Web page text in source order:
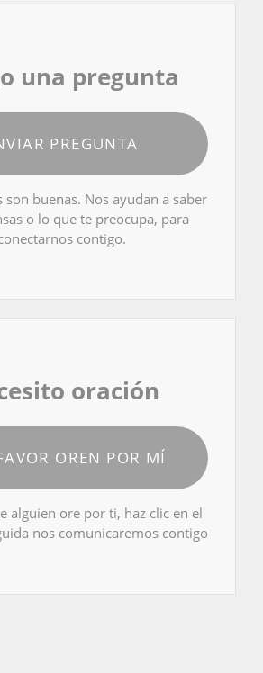
una pregunta
PREGUNTA
son buenas. Nos ayudan a saber
o lo que te preocupa, para
contigo.
oración
OREN POR MÍ
alguien ore por ti, haz clic en el
nos comunicaremos contigo